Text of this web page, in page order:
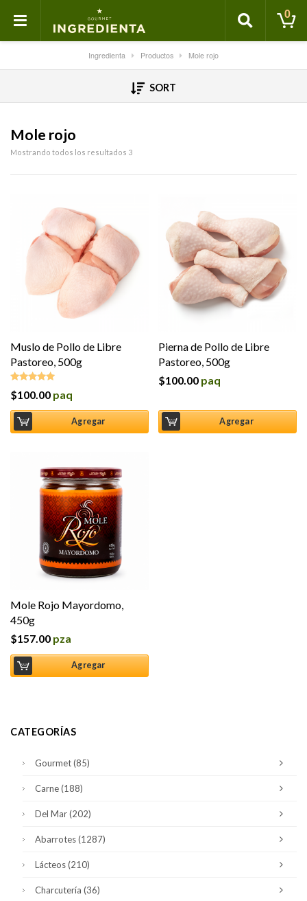
0
Ingredienta Productos Mole rojo
SORT
Mole rojo
Mostrando todos los resultados 3
Muslo de Pollo de Libre
Pastoreo, 500g
Valorado en
$100.00 paq
Agregar
Pierna de Pollo de Libre
Pastoreo, 500g
$100.00 paq
Agregar
Mole Rojo Mayordomo,
450g
$157.00 pza
Agregar
CATEGORÍAS
Gourmet(85)
Carne(188)
Del Mar(202)
Abarrotes(1287)
Lácteos(210)
Charcutería (36)